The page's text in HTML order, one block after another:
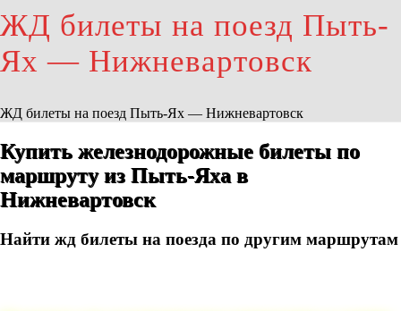
ЖД билеты на поезд Пыть-
Ях — Нижневартовск
ЖД билеты на поезд Пыть-Ях — Нижневартовск
Купить железнодорожные билеты по
маршруту из Пыть-Яха в
Нижневартовск
Найти жд билеты на поезда по другим маршрутам